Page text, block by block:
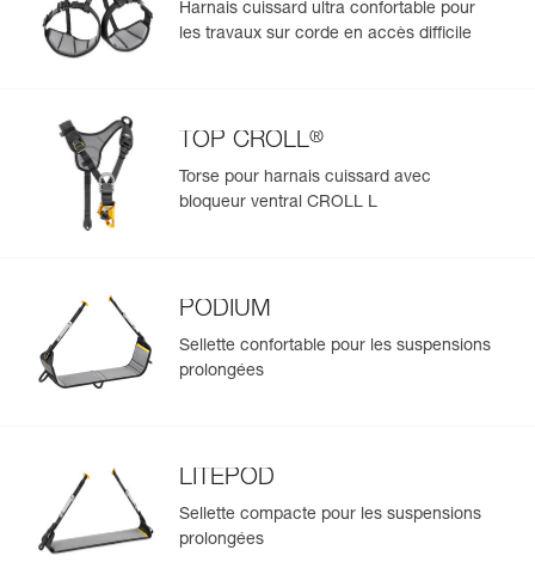
Harnais cuissard ultra confortable pour
les travaux sur corde en accès difficile
TOP CROLL®
Torse pour harnais cuissard avec
bloqueur ventral CROLL L
PODIUM
Sellette confortable pour les suspensions
prolongées
LITEPOD
Sellette compacte pour les suspensions
prolongées